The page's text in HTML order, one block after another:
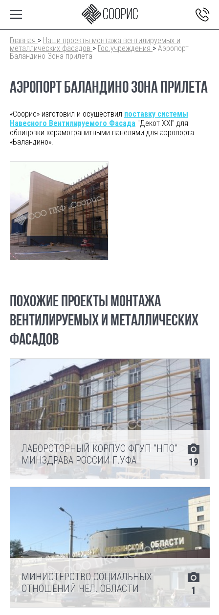
Главная > Наши проекты монтажа вентилируемых и
металлических фасадов > Гос.учреждения > Аэропорт
Баландино Зона прилета
АЭРОПОРТ БАЛАНДИНО ЗОНА ПРИЛЕТА
«Соорис» изготовил и осуществил поставку системы
Навесного Вентилируемого Фасада "Декот XXI" для
облицовки керамогранитными панелями для аэропорта
«Баландино».
ПОХОЖИЕ ПРОЕКТЫ МОНТАЖА
ВЕНТИЛИРУЕМЫХ И МЕТАЛЛИЧЕСКИХ
ФАСАДОВ
19
ЛАБОРОТОРНЫЙ КОРПУС ФГУП "НПО"
МИНЗДРАВА РОССИИ Г.УФА
1
МИНИСТЕРСТВО СОЦИАЛЬНЫХ
ОТНОШЕНИЙ ЧЕЛ. ОБЛАСТИ